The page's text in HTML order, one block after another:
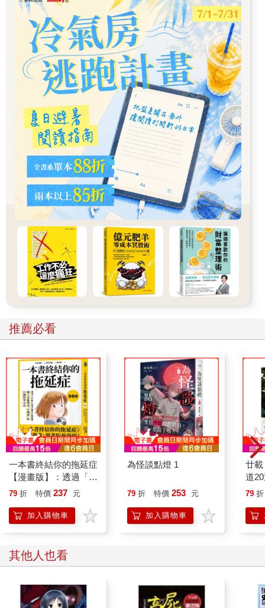
推薦必看
一本書終結你的拖延症
【漫畫版】：透過「小
行動」打開大腦的行動
「行動派」的37個科
學方法
79 折 特價 237 元
加入購物車
為怪談點燈 1
79 折 特價 253 元
加入購物車
廿
道
79 折
其他人也看